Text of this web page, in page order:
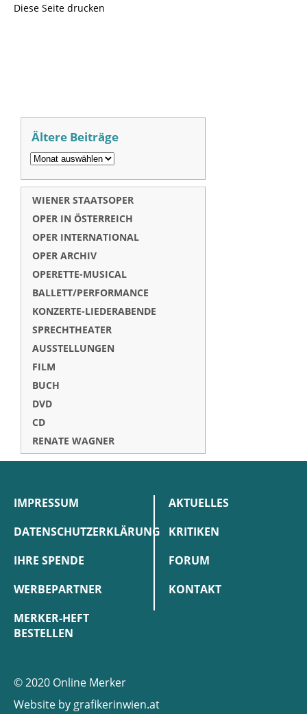
Diese Seite drucken
Ältere Beiträge
WIENER STAATSOPER
OPER IN ÖSTERREICH
OPER INTERNATIONAL
OPER ARCHIV
OPERETTE-MUSICAL
BALLETT/PERFORMANCE
KONZERTE-LIEDERABENDE
SPRECHTHEATER
AUSSTELLUNGEN
FILM
BUCH
DVD
CD
RENATE WAGNER
IMPRESSUM
DATENSCHUTZERKLÄRUNG
IHRE SPENDE
WERBEPARTNER
MERKER-HEFT
BESTELLEN
AKTUELLES
KRITIKEN
FORUM
KONTAKT
© 2020 Online Merker
Website by grafikerinwien.at